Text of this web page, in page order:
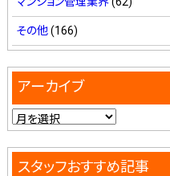
その他(166)
アーカイブ
スタッフおすすめ記事